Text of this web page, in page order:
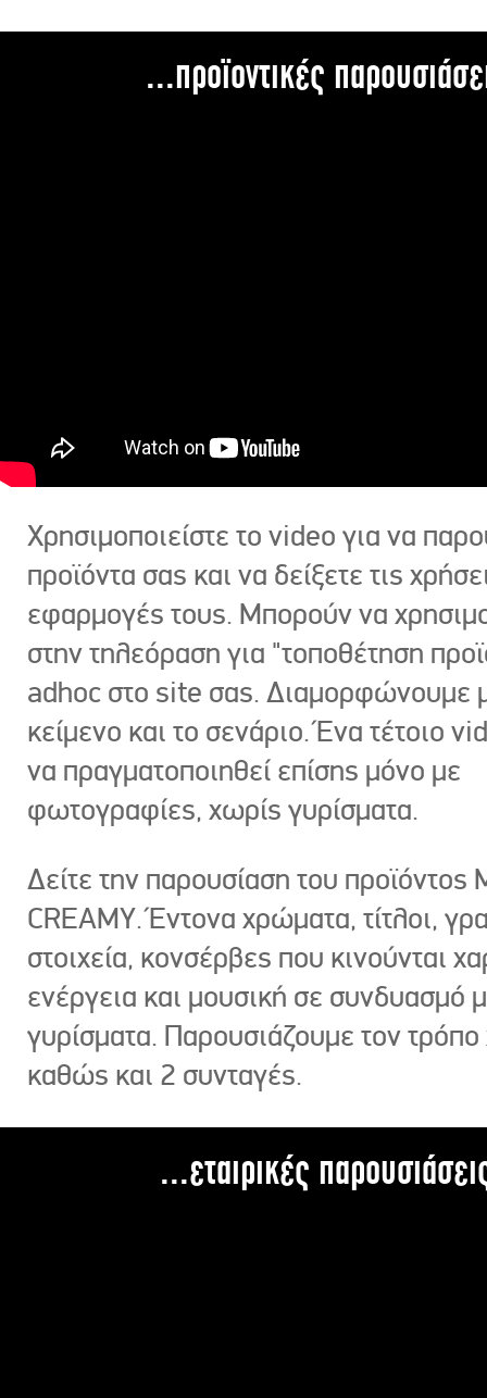
...προϊοντικές
Χρησιμοποιείστε το video για να
προϊόντα σας και να δείξετε τις
εφαρμογές τους. Μπορούν να
στην τηλεόραση για "τοποθέτηση
adhoc στο site σας. Διαμορφώνουμε
κείμενο και το σενάριο. Ένα τέτοιο
να πραγματοποιηθεί επίσης μόνο με
φωτογραφίες, χωρίς γυρίσματα.
Δείτε την παρουσίαση του προϊόντος
CREAMY. Έντονα χρώματα, τίτλοι,
στοιχεία, κονσέρβες που κινούνται
ενέργεια και μουσική σε συνδυασμό
γυρίσματα. Παρουσιάζουμε τον
καθώς και 2 συνταγές.
...εταιρικές